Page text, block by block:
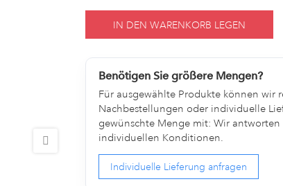
IN DEN WARENKORB LEGEN
Benötigen Sie größere Mengen?
Für ausgewählte Produkte können wir
Nachbestellungen oder individuelle
gewünschte Menge mit: Wir
individuellen Konditionen.
Individuelle Lieferung anfragen